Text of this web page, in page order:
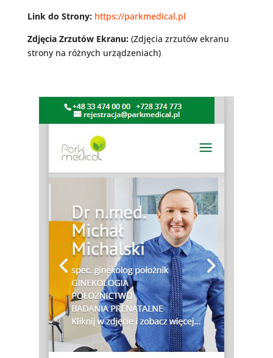
Link do Strony: https://parkmedical.pl
Zdjęcia Zrzutów Ekranu:(Zdjęcia zrzutów ekranu
strony na różnych urządzeniach)